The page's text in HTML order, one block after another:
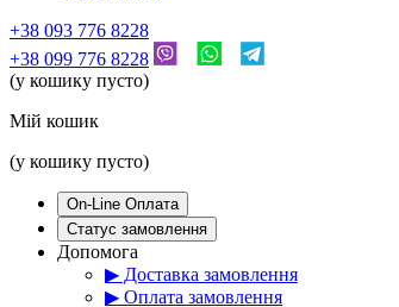
+38 093 776 8228
+38 099 776 8228
(у кошику пусто)
Мій кошик
(у кошику пусто)
On-Line Оплата
Статус замовлення
Допомога
▶ Доставка замовлення
▶ Оплата замовлення